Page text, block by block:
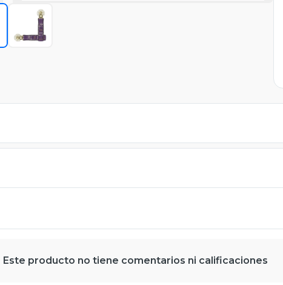
Este producto no tiene comentarios ni calificaciones